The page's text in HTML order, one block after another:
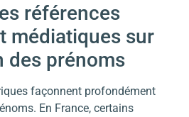
références
médiatiques sur
des prénoms
façonnent profondément
En France, certains